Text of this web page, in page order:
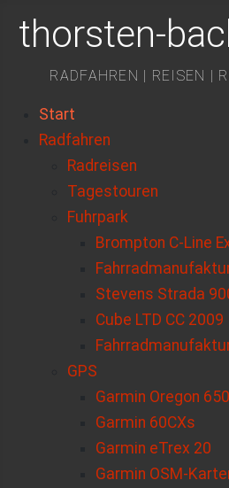
thorsten-
RADFAHREN | REISEN |
Start
Radfahren
Radreisen
Tagestouren
Fuhrpark
Brompton C-Line
Stevens Strada
Cube LTD CC 2009
GPS
Garmin Oregon 650
Garmin 60CXs
Garmin eTrex 20
Garmin OSM-